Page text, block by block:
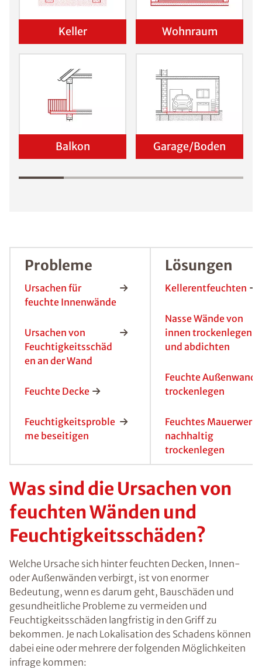
Wo befindet sich der Schaden?
Keller Wohnraum
Balkon Garage/Boden
Probleme
Ursachen für
feuchte Innenwände
Ursachen von
Feuchtigkeitsschäd
Feuchte Decke
Feuchtigkeitsproble
me beseitigen
Kellerentfeuchten
Nasse Wände von
innen trockenlegen
und abdichten
trockenlegen
Feuchtes Mauerwerk
nachhaltig
Was sind die Ursachen
von feuchten Wänden
und
Feuchtigkeitsschäden?